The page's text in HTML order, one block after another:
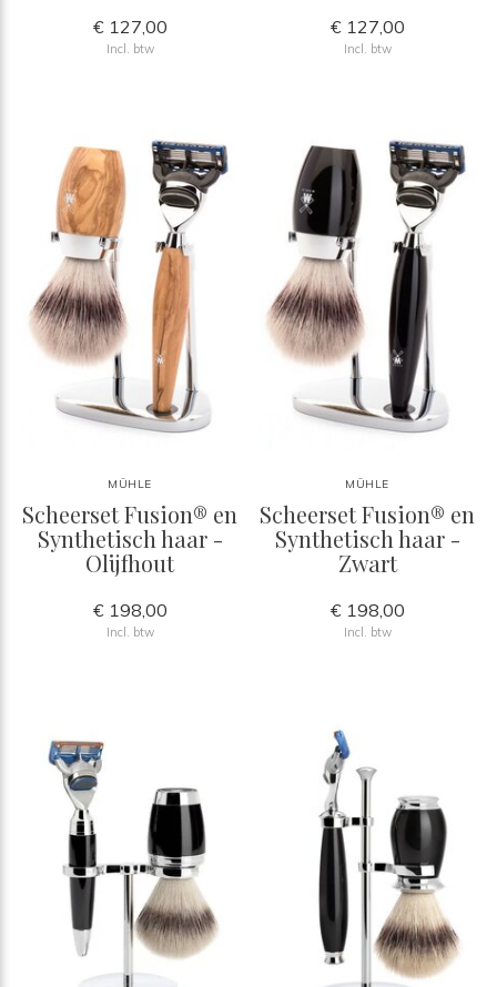
€ 127,00
Incl. btw
€ 127,00
Incl. btw
MÜHLE
Scheerset Fusion® en
Synthetisch haar -
Olijfhout
€ 198,00
Incl. btw
MÜHLE
Scheerset Fusion® en
Synthetisch haar -
Zwart
€ 198,00
Incl. btw